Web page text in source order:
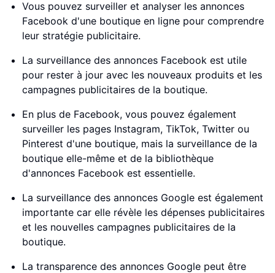
Vous pouvez surveiller et analyser les annonces
Facebook d'une boutique en ligne pour comprendre
leur stratégie publicitaire.
La surveillance des annonces Facebook est utile
pour rester à jour avec les nouveaux produits et les
campagnes publicitaires de la boutique.
En plus de Facebook, vous pouvez également
surveiller les pages Instagram, TikTok, Twitter ou
Pinterest d'une boutique, mais la surveillance de la
boutique elle-même et de la bibliothèque
d'annonces Facebook est essentielle.
La surveillance des annonces Google est également
importante car elle révèle les dépenses publicitaires
et les nouvelles campagnes publicitaires de la
boutique.
La transparence des annonces Google peut être